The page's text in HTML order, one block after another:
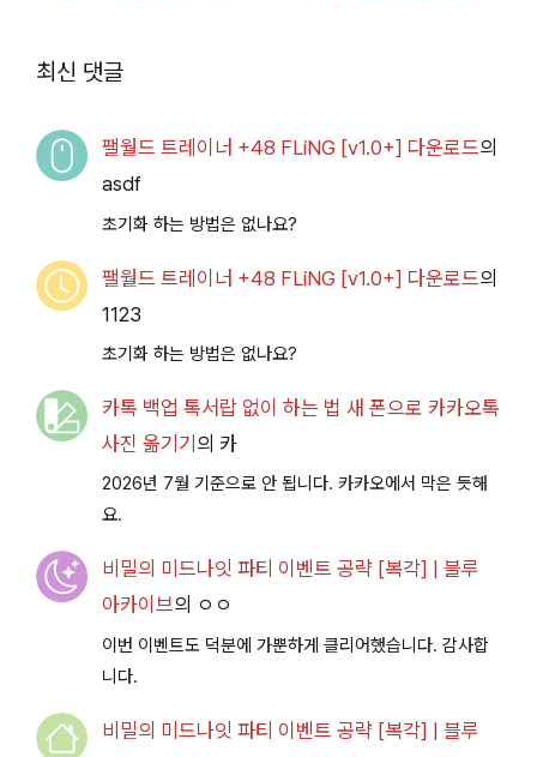
최신 댓글
팰월드 트레이너 +48 FLiNG [v1.0+] 다운로드의
asdf
초기화 하는 방법은 없나요?
팰월드 트레이너 +48 FLiNG [v1.0+] 다운로드의
1123
초기화 하는 방법은 없나요?
카톡 백업 톡서랍 없이 하는 법 새 폰으로 카카오톡
사진 옮기기 의 카
2026년 7월 기준으로 안 됩니다. 카카오에서 막은 듯해
요.
비밀의 미드나잇 파티 이벤트 공략 [복각] | 블루
아카이브의 ㅇㅇ
이번 이벤트도 덕분에 가뿐하게 클리어했습니다. 감사합
니다.
비밀의 미드나잇 파티 이벤트 공략 [복각] | 블루